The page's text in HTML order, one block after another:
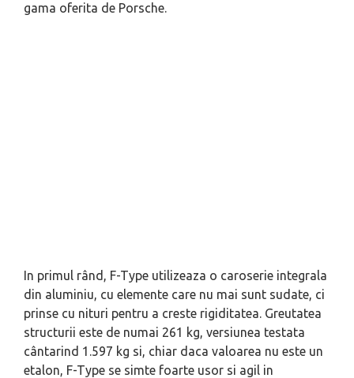
gama oferita de Porsche.
In primul rând, F-Type utilizeaza o caroserie integrala
din aluminiu, cu elemente care nu mai sunt sudate, ci
prinse cu nituri pentru a creste rigiditatea. Greutatea
structurii este de numai 261 kg, versiunea testata
cântarind 1.597 kg si, chiar daca valoarea nu este un
etalon, F-Type se simte foarte usor si agil in